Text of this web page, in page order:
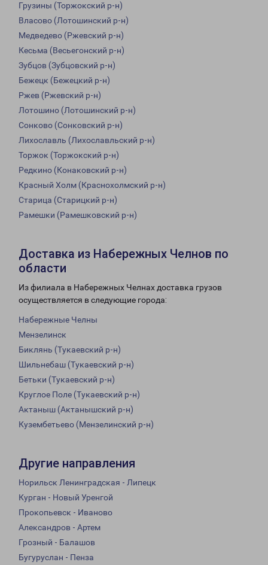
Грузины (Торжокский р-н)
Власово (Лотошинский р-н)
Медведево (Ржевский р-н)
Кесьма (Весьегонский р-н)
Зубцов (Зубцовский р-н)
Бежецк (Бежецкий р-н)
Ржев (Ржевский р-н)
Лотошино (Лотошинский р-н)
Сонково (Сонковский р-н)
Лихославль (Лихославльский р-н)
Торжок (Торжокский р-н)
Редкино (Конаковский р-н)
Красный Холм (Краснохолмский р-н)
Старица (Старицкий р-н)
Рамешки (Рамешковский р-н)
Доставка из Набережных Челнов по
области
Из филиала в Набережных Челнах доставка грузов
осуществляется в следующие города:
Набережные Челны
Мензелинск
Биклянь (Тукаевский р-н)
Шильнебаш (Тукаевский р-н)
Бетьки (Тукаевский р-н)
Круглое Поле (Тукаевский р-н)
Актаныш (Актанышский р-н)
Кузембетьево (Мензелинский р-н)
Другие направления
Норильск Ленинградская - Липецк
Курган - Новый Уренгой
Прокопьевск - Иваново
Александров - Артем
Грозный - Балашов
Бугуруслан - Пенза